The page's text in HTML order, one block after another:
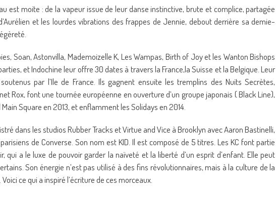
est moite : de la vapeur issue de leur danse instinctive, brute et complice, partagée
et les lourdes vibrations des frappes de Jennie, debout derrière sa demie-
Soan, Astonvilla, Mademoizelle K, Les Wampas, Birth of Joy et les Wanton Bishops
et Indochine leur offre 30 dates à travers la France,la Suisse et la Belgique. Leur
par l’Ile de France. Ils gagnent ensuite les tremplins des Nuits Secrètes,
Rox, font une tournée européenne en ouverture d’un groupe japonais ( Black Line),
Square en 2013, et enflamment les Solidays en 2014.
dans les studios Rubber Tracks et Virtue and Vice à Brooklyn avec Aaron Bastinelli,
de Converse. Son nom est KID. Il est composé de 5 titres. Les KC font partie
qui a le luxe de pouvoir garder la naïveté et la liberté d’un esprit d’enfant. Elle peut
Son énergie n’est pas utilisé à des fins révolutionnaires, mais à la culture de la
ce qui a inspiré l’écriture de ces morceaux.